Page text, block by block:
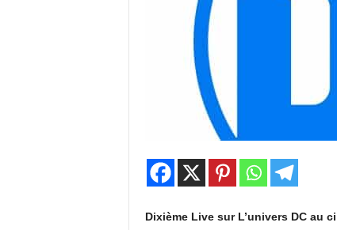
Dixième Live sur L’univers DC au